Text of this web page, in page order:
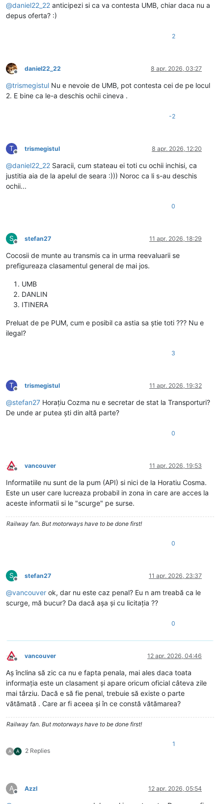
@daniel22_22 anticipezi si ca va contesta UMB, chiar daca nu a
depus oferta? :)
2
Deconectat
daniel22_22 8 apr. 2026, 03:27
@trismegistul Nu e nevoie de UMB, pot contesta cei de pe locul
2. E bine ca le-a deschis ochii cineva .
-2
T
Deconectat
trismegistul 8 apr. 2026, 12:20
@daniel22_22 Saracii, cum stateau ei toti cu ochii inchisi, ca
justitia aia de la apelul de seara :))) Noroc ca li s-au deschis
ochii...
0
S
Deconectat
stefan27 11 apr. 2026, 18:29
Cocosii de munte au transmis ca in urma reevaluarii se
prefigureaza clasamentul general de mai jos.
UMB
DANLIN
ITINERA
Preluat de pe PUM, cum e posibil ca astia sa știe toti ??? Nu e
ilegal?
3
T
Deconectat
trismegistul 11 apr. 2026, 19:32
@stefan27 Horațiu Cozma nu e secretar de stat la Transporturi?
De unde ar putea ști din altă parte?
0
Deconectat
vancouver 11 apr. 2026, 19:53
Informatiile nu sunt de la pum (API) si nici de la Horatiu Cosma.
Este un user care lucreaza probabil in zona in care are acces la
aceste informatii si le "scurge" pe surse.
Railway fan. But motorways have to be done first!
0
S
Deconectat
stefan27 11 apr. 2026, 23:37
@vancouver ok, dar nu este caz penal? Eu n am treabă ca le
scurge, mă bucur? Da dacă așa și cu licitația ??
0
Deconectat
vancouver 12 apr. 2026, 04:46
Aș înclina să zic ca nu e fapta penala, mai ales daca toata
informația este un clasament și apare oricum oficial câteva zile
mai târziu. Dacă e să fie penal, trebuie să existe o parte
vătămată . Care ar fi aceea și în ce constă vătămarea?
Railway fan. But motorways have to be done first!
A A 2 Replies
1
A
Deconectat
Azzl 12 apr. 2026, 05:54